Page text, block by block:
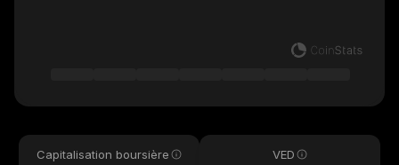
Capitalisation boursière VED